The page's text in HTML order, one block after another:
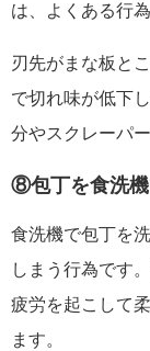
は、よくある行
刃先がまな板と
で切れ味が低下
分やスクレーパ
⑧包丁を食洗機
食洗機で包丁を
しまう行為です
疲労を起こして
ます。